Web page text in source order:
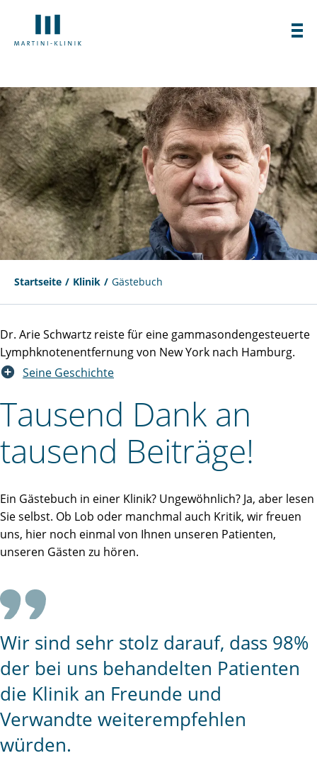
Startseite Klinik Gästebuch
Dr. Arie Schwartz reiste für eine gammasondengesteuerte
Lymphknotenentfernung von New York nach Hamburg.
Seine Geschichte
Tausend Dank an
tausend Beiträge!
Ein Gästebuch in einer Klinik? Ungewöhnlich? Ja, aber lesen
Sie selbst. Ob Lob oder manchmal auch Kritik, wir freuen
uns, hier noch einmal von Ihnen unseren Patienten,
unseren Gästen zu hören.
Wir sind sehr stolz darauf, dass 98%
der bei uns behandelten Patienten
die Klinik an Freunde und
Verwandte weiterempfehlen
würden.